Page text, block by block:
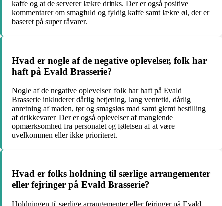
kaffe og at de serverer lækre drinks. Der er også positive
kommentarer om smagfuld og fyldig kaffe samt lækre øl, der er
baseret på super råvarer.
Hvad er nogle af de negative oplevelser, folk har
haft på Evald Brasserie?
Nogle af de negative oplevelser, folk har haft på Evald
Brasserie inkluderer dårlig betjening, lang ventetid, dårlig
anretning af maden, tør og smagsløs mad samt glemt bestilling
af drikkevarer. Der er også oplevelser af manglende
opmærksomhed fra personalet og følelsen af at være
uvelkommen eller ikke prioriteret.
Hvad er folks holdning til særlige arrangementer
eller fejringer på Evald Brasserie?
Holdningen til særlige arrangementer eller fejringer på Evald